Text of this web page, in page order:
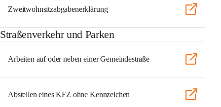
Zweitwohnsitzabgabenerklärung
Straßenverkehr und Parken
Arbeiten auf oder neben einer Gemeindestraße
Abstellen eines KFZ ohne Kennzeichen